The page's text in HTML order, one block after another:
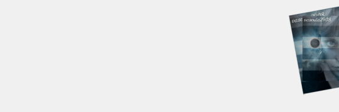
Αυτός ο τόπος φιλοδοξεί να ανοίγει μονοπάτια για τα συναρπαστικά και όμορφα ταξίδια του νού...